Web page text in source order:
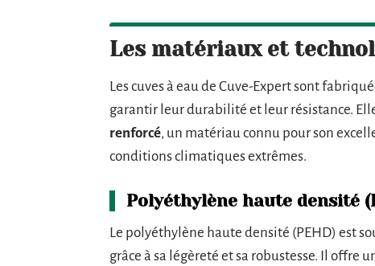
Les matériaux et
Les cuves à eau de Cuve-Expert sont
garantir leur durabilité et leur résistance.
renforcé, un matériau connu pour son
conditions climatiques extrêmes.
Polyéthylène haute densité
Le polyéthylène haute densité (PEHD) est
grâce à sa légèreté et sa robustesse. Il offre